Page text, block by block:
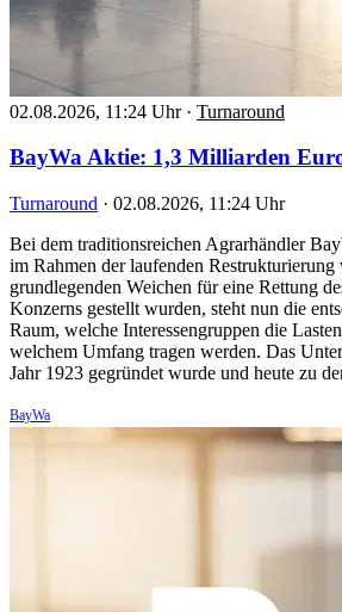
02.08.2026, 11:24 Uhr · Turnaround
BayWa Aktie: 1,3 Milliarden
Turnaround · 02.08.2026, 11:24 Uhr
Bei dem traditionsreichen Agrarhändler
im Rahmen der laufenden
grundlegenden Weichen für eine Rettung
Konzerns gestellt wurden, steht nun die
Raum, welche Interessengruppen die
welchem Umfang tragen werden. Das
Jahr 1923 gegründet wurde und heute zu
BayWa